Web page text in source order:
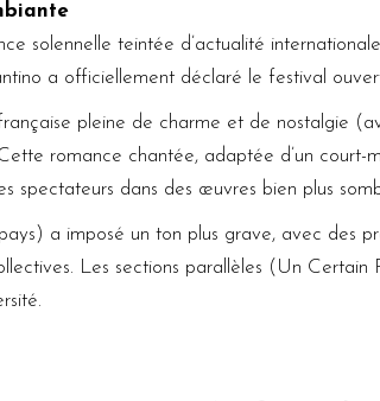
solennelle teintée d’actualité
a officiellement déclaré le festival
pleine de charme et de nostalgie
romance chantée, adaptée d’un court-
dans des œuvres bien plus
a imposé un ton plus grave, avec des
Les sections parallèles (Un Certain